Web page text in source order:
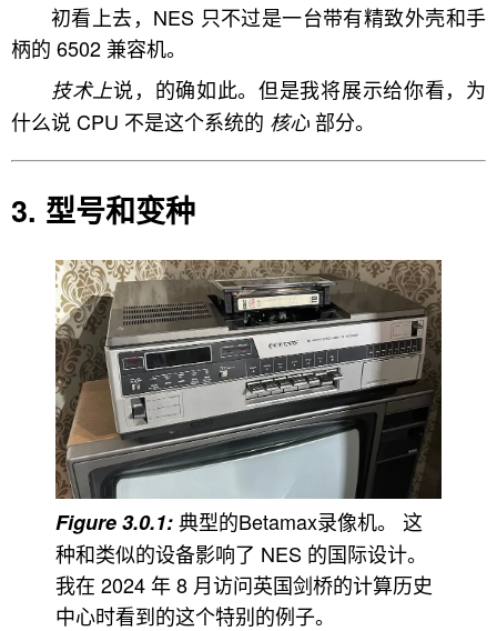
初看上去，NES 只不过是一台带有精致外壳和手
柄的 6502 兼容机。
技术上说，的确如此。但是我将展示给你看，为
什么说 CPU 不是这个系统的 核心 部分。
型号和变种
典型的Betamax录像机。 这
种和类似的设备影响了 NES 的国际设计。
我在 2024 年 8 月访问英国剑桥的计算历史
中心时看到的这个特别的例子。